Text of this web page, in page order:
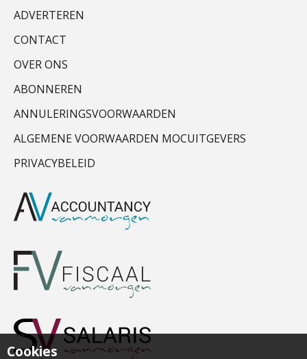
ADVERTEREN
CONTACT
OVER ONS
ABONNEREN
ANNULERINGSVOORWAARDEN
ALGEMENE VOORWAARDEN MOCUITGEVERS
PRIVACYBELEID
Cookies